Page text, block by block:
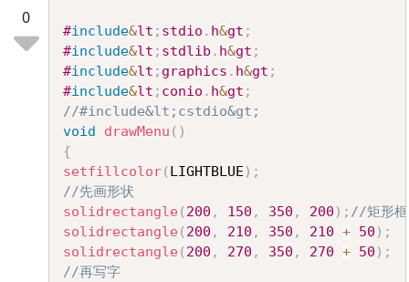
0
#include&lt ; stdio . h&gt ;
#include&lt ; stdlib . h&gt ;
#include&lt ; graphics . h&gt ;
#include&lt ; conio . h&gt ;
//#include&lt;cstdio&gt;
void
drawMenu ( )
{
setfillcolor( LIGHTBLUE ) ;
//先画形状
solidrectangle( 200 , 150 , 350 , 200 ) ; //矩形
solidrectangle( 200 , 210 , 350 , 210 + 50 ) ;
solidrectangle( 200 , 270 , 350 , 270 + 50 ) ;
//再写字